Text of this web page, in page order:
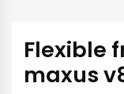
Flexible
maxus